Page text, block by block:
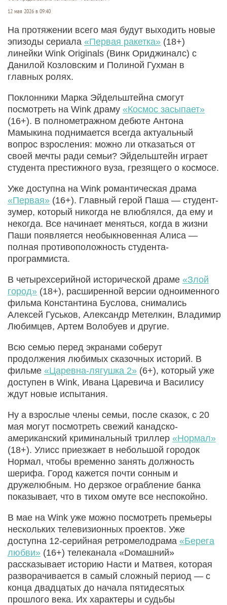
12 мая 2026 в 09:40
На протяжении всего мая будут выходить новые
эпизоды сериала «Первая ракетка» (18+)
линейки Wink Originals (Винк Ориджиналс) с
Данилой Козловским и Полиной Гухман в
главных ролях.
Поклонники Марка Эйдельштейна смогут
посмотреть на Wink драму «Космос засыпает»
(16+). В полнометражном дебюте Антона
Мамыкина поднимается всегда актуальный
вопрос взросления: можно ли отказаться от
своей мечты ради семьи? Эйдельштейн играет
студента престижного вуза, грезящего о космосе.
Уже доступна на Wink романтическая драма
«Первая» (16+). Главный герой Паша — студент-
зумер, который никогда не влюблялся, да ему и
некогда. Все начинает меняться, когда в жизни
Паши появляется необыкновенная Алиса —
полная противоположность студента-
программиста.
В четырехсерийной исторической драме «Злой
город» (18+), расширенной версии одноименного
фильма Константина Буслова, снимались
Алексей Гуськов, Александр Метелкин, Владимир
Любимцев, Артем Волобуев и другие.
Всю семью перед экранами соберут
продолжения любимых сказочных историй. В
фильме «Царевна-лягушка 2» (6+), который уже
доступен в Wink, Ивана Царевича и Василису
ждут новые испытания.
Ну а взрослые члены семьи, после сказок, с 20
мая могут посмотреть свежий канадско-
американский криминальный триллер «Нормал»
(18+). Улисс приезжает в небольшой городок
Нормал, чтобы временно занять должность
шерифа. Город кажется почти сонным и
дружелюбным. Но дерзкое ограбление банка
показывает, что в тихом омуте все неспокойно.
В мае на Wink уже можно посмотреть премьеры
нескольких телевизионных проектов. Уже
доступна 12-серийная ретромелодрама «Берега
любви» (16+) телеканала «Dомашний»
рассказывает историю Насти и Матвея, которая
разворачивается в самый сложный период — с
конца двадцатых до начала пятидесятых
прошлого века. Их характеры и судьбы